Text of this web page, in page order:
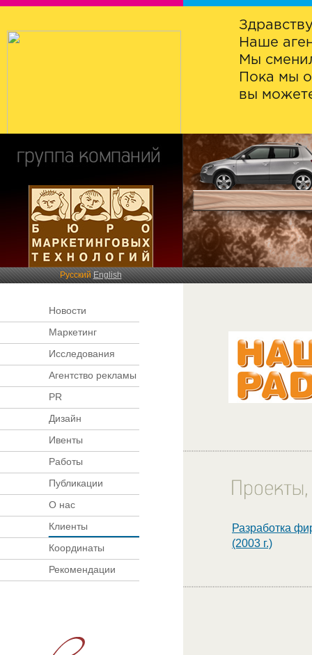
Наше
Мы
Пока мы
вы
РусскийEnglish
Новости
Маркетинг
Исследования
Агентство рекламы
PR
Дизайн
Ивенты
Работы
Публикации
О нас
Клиенты
Координаты
Рекомендации
Разработка
(2003 г.)